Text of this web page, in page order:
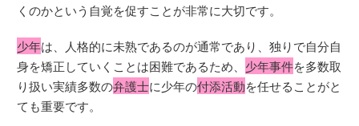
くのかという自覚を促すことが非常に大切です。
少年は、人格的に未熟であるのが通常であり、独りで自分自
身を矯正していくことは困難であるため、 少年事件を多数取
り扱い実績多数の弁護士に少年の付添活動を任せることがと
ても重要です。